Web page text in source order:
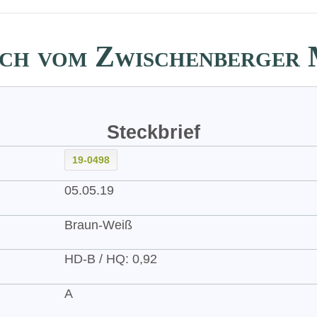
vom Zwischenberger
Steckbrief
19-0498
05.05.19
Braun-Weiß
HD-B / HQ: 0,92
A